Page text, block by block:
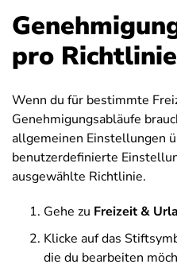
pro
Wenn du für bestimmte
Genehmigungsabläufe
allgemeinen Einstellungen
benutzerdefinierte
ausgewählte Richtlinie.
Gehe zu Freizeit &
Klicke auf das
die du bearbeiten